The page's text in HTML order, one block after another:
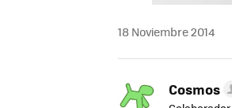
18 Noviembre 2014
Cosmos